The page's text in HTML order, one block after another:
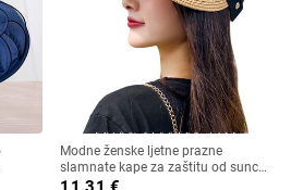
Modne ženske ljetne prazne
slamnate kape za zaštitu od sunca
s velikim obodom, podesivi ženski